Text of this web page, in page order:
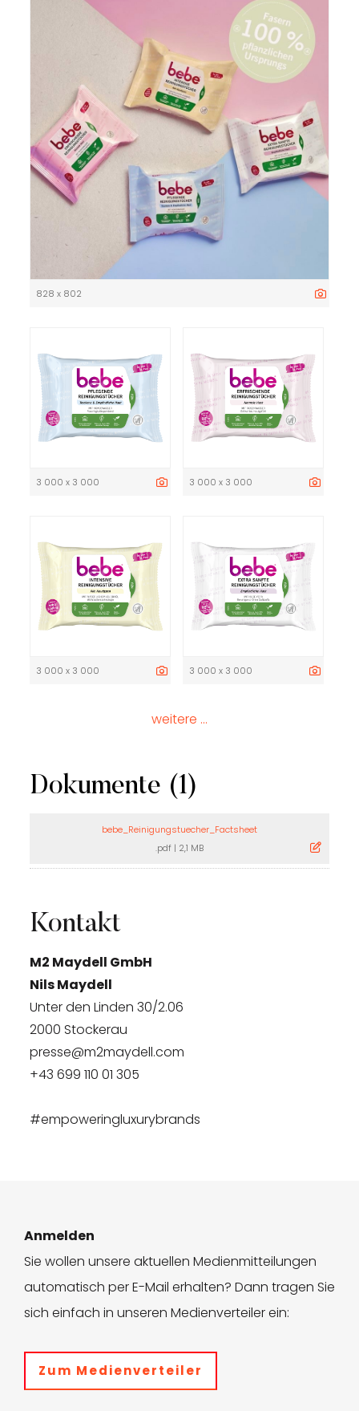
828 x 802
3 000 x 3 000 3 000 x 3 000
3 000 x 3 000 3 000 x 3 000
weitere ...
Dokumente (1)
bebe_Reinigungstuecher_Factsheet
.pdf | 2,1 MB
Kontakt
M2 Maydell GmbH
Nils Maydell
Unter den Linden 30/2.06
2000 Stockerau
presse@m2maydell.com
+43 699 110 01 305
#empoweringluxurybrands
Anmelden
Sie wollen unsere aktuellen Medienmitteilungen
automatisch per E-Mail erhalten? Dann tragen Sie
sich einfach in unseren Medienverteiler ein:
Zum Medienverteiler